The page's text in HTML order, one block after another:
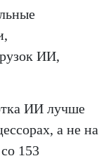
ИИ,
ИИ лучше
а не на
153